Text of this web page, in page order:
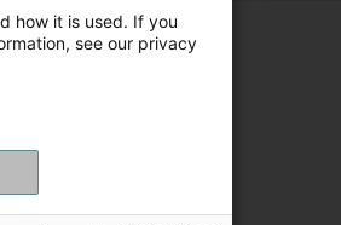
how it is used. If you
see our privacy